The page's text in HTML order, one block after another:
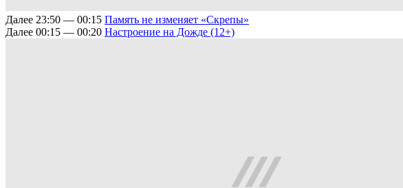
Далее 23:50 — 00:15 Память не изменяет «Скрепы»
Далее 00:15 — 00:20 Настроение на Дожде (12+)